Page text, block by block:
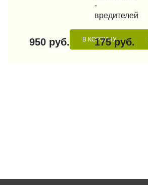
950 руб. В КОРЗИНУ
-
вредителей
175 руб.